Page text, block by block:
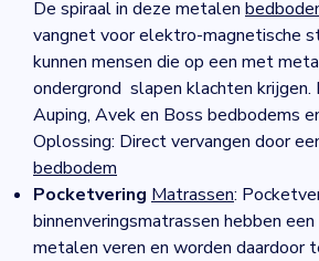
De spiraal in deze metalen
vangnet voor elektro-magnetische
kunnen mensen die op een met
ondergrond slapen klachten krijgen.
Auping, Avek en Boss bedbodems
Oplossing: Direct vervangen door
bedbodem
Pocketvering Matrassen:
binnenveringsmatrassen hebben
metalen veren en worden daardoor